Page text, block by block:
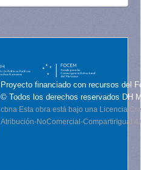
Proyecto financiado con recursos del
© Todos los derechos reservados DH
cbna Esta obra está bajo una Licencia
Atribución-NoComercial-CompartirIgual